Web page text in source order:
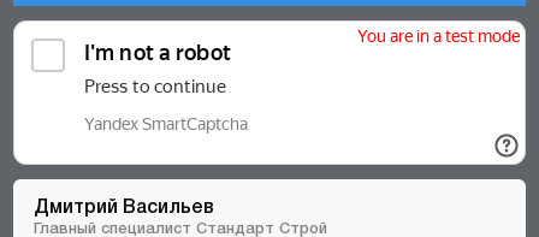
Дмитрий Васильев
Главный специалист Стандарт Строй